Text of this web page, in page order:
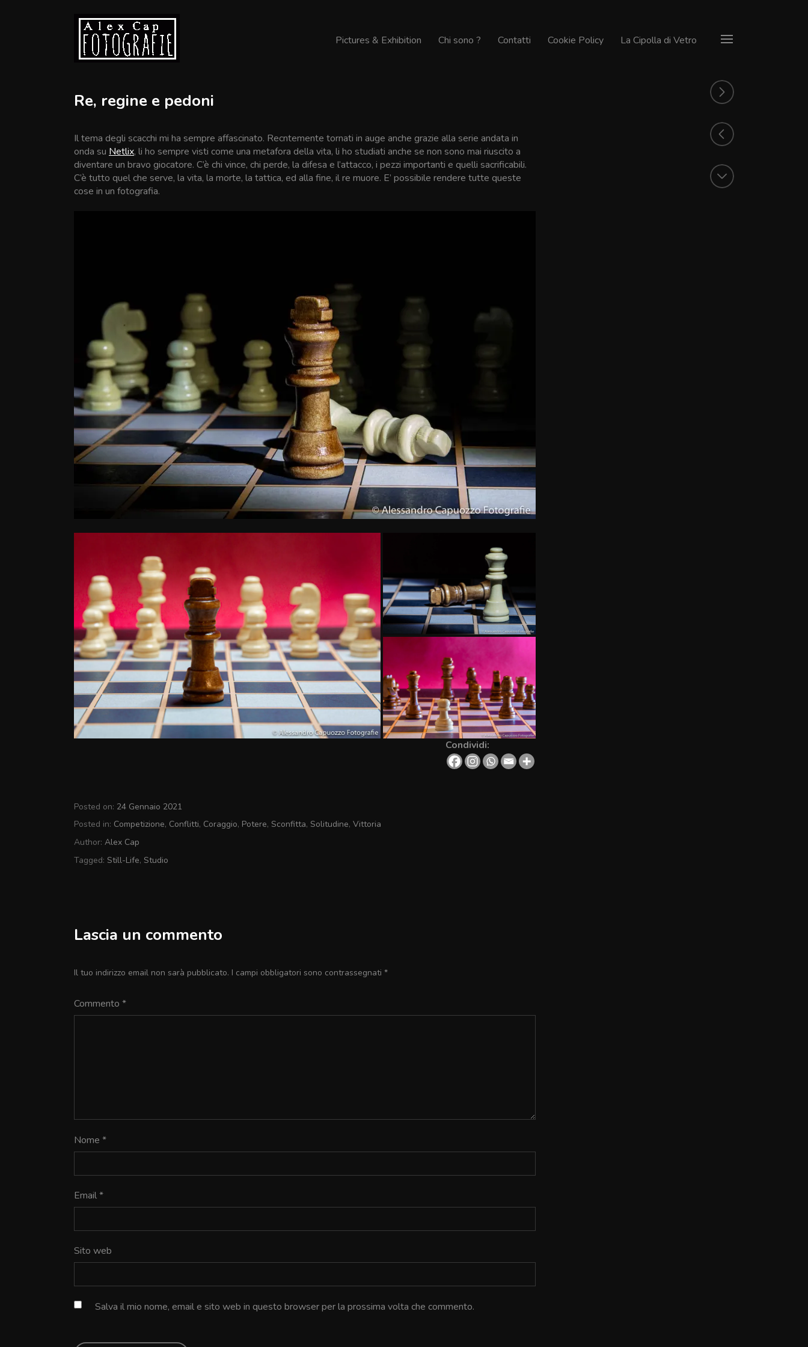
prossimo
Pictures & Exhibition Chi sono ? Contatti Cookie Policy La Cipolla di Vetro
Re, regine e pedoni
Il tema degli scacchi mi ha sempre affascinato. Recntemente tornati in auge anche grazie alla serie andata in
onda su Netlix, li ho sempre visti come una metafora della vita, li ho studiati anche se non sono mai riuscito a
diventare un bravo giocatore. C’è chi vince, chi perde, la difesa e l’attacco, i pezzi importanti e quelli sacrificabili.
C’è tutto quel che serve, la vita, la morte, la tattica, ed alla fine, il re muore. E’ possibile rendere tutte queste
cose in un fotografia.
Condividi:
Posted on: 24 Gennaio 2021
Posted in: Competizione, Conflitti, Coraggio, Potere, Sconfitta, Solitudine, Vittoria
Author: Alex Cap
Tagged: Still-Life, Studio
regine
e
Lascia un commento
Il tuo indirizzo email non sarà pubblicato. I campi obbligatori sono contrassegnati *
Commento *
Nome *
Email*
Sito web
Salva il mio nome, email e sito web in questo browser per la prossima volta che commento.